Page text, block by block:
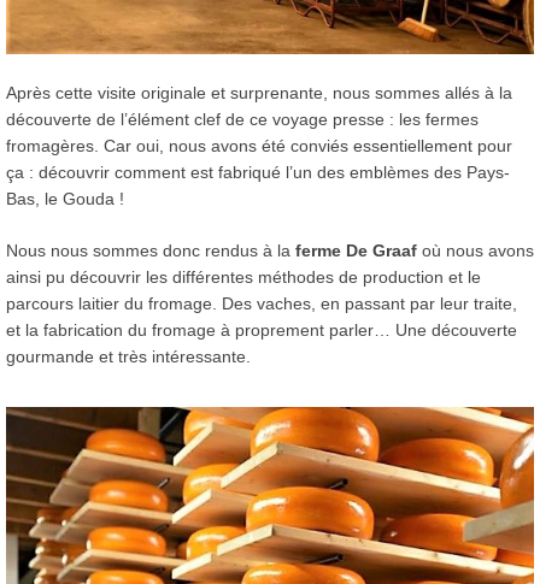
Après cette visite originale et surprenante, nous sommes allés à la
découverte de l’élément clef de ce voyage presse : les fermes
fromagères. Car oui, nous avons été conviés essentiellement pour
ça : découvrir comment est fabriqué l’un des emblèmes des Pays-
Bas, le Gouda !
Nous nous sommes donc rendus à la ferme De Graaf où nous avons
ainsi pu découvrir les différentes méthodes de production et le
parcours laitier du fromage. Des vaches, en passant par leur traite,
et la fabrication du fromage à proprement parler… Une découverte
gourmande et très intéressante.